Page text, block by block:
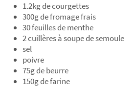
1.2kg de courgettes
300g de fromage frais
30 feuilles de menthe
2 cuillères à soupe de semoule
sel
poivre
75g de beurre
150g de farine